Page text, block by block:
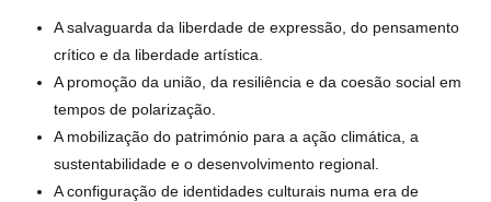
A salvaguarda da liberdade de expressão, do pensamento
crítico e da liberdade artística.
A promoção da união, da resiliência e da coesão social em
tempos de polarização.
A mobilização do património para a ação climática, a
sustentabilidade e o desenvolvimento regional.
A configuração de identidades culturais numa era de